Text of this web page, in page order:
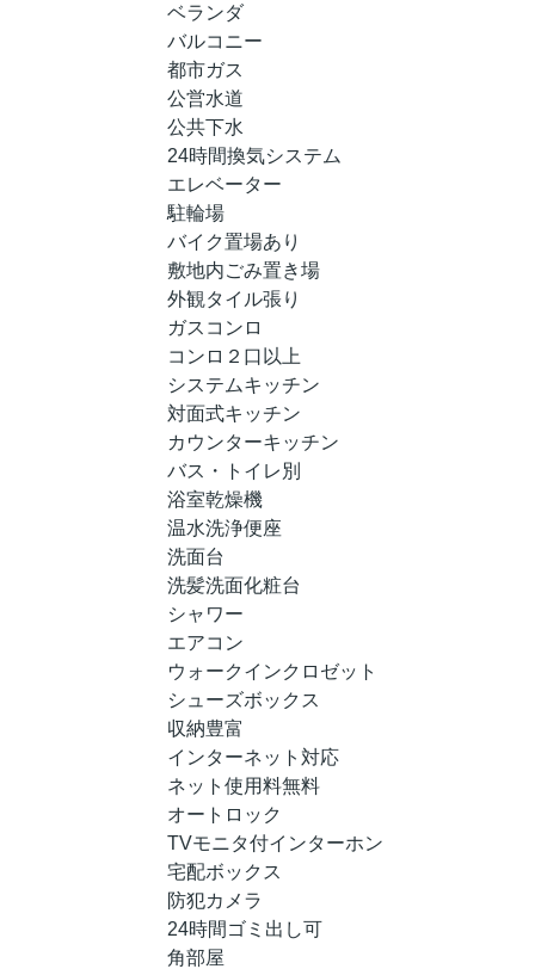
ベランダ
バルコニー
都市ガス
公営水道
公共下水
24時間換気システム
エレベーター
駐輪場
バイク置場あり
敷地内ごみ置き場
外観タイル張り
ガスコンロ
コンロ２口以上
システムキッチン
対面式キッチン
カウンターキッチン
バス・トイレ別
浴室乾燥機
温水洗浄便座
洗面台
洗髪洗面化粧台
シャワー
エアコン
ウォークインクロゼット
シューズボックス
収納豊富
インターネット対応
ネット使用料無料
オートロック
TVモニタ付インターホン
宅配ボックス
防犯カメラ
24時間ゴミ出し可
角部屋